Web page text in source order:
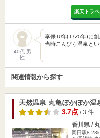
楽天トラ
40代 男
性
享保10年(1725年)に創
当時こんぴら温泉と
関連情報から探す
天然温泉 丸亀ぽかぽか温
3.7点/ 3 件
香川県 /
岡田駅